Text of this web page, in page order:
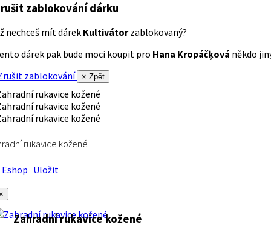
zablokování dárku
nechceš mít dárek Kultivátorzablokovaný?
dárek pak bude moci koupit pro Hana Kropáčķová někdo
zablokování
× Zpět
rukavice kožené
Uložit
Zahradní rukavice kožené